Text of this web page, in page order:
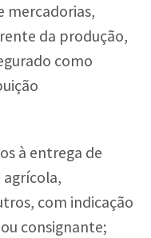
mercadorias,
da produção,
como
à entrega de
com indicação
consignante;